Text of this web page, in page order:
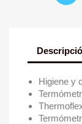
Higiene y